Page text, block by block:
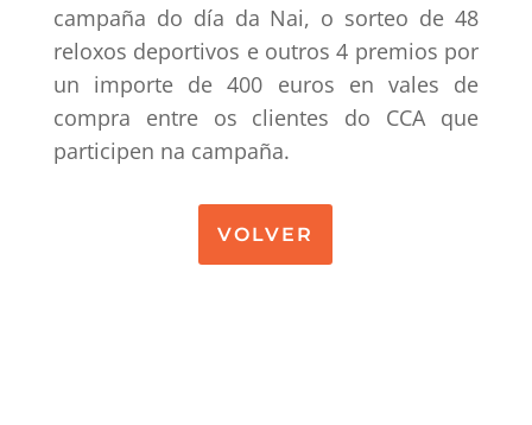
campaña do día da Nai, o sorteo de 48
reloxos deportivos e outros 4 premios por
un importe de 400 euros en vales de
compra entre os clientes do CCA que
participen na campaña.
VOLVER